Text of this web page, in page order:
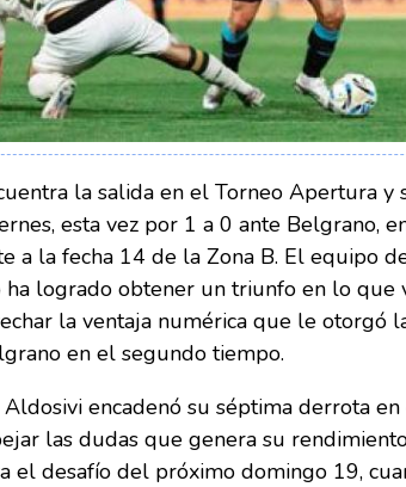
la salida en el Torneo Apertura y
esta vez por 1 a 0 ante Belgrano,
a la fecha 14 de la Zona B. El equipo
ha logrado obtener un triunfo en lo que
la ventaja numérica que le otorgó
en el segundo tiempo.
Aldosivi encadenó su séptima derrota
las dudas que genera su
el desafío del próximo domingo 19,